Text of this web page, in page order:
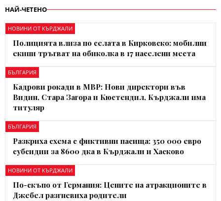
НАЙ-ЧЕТЕНО
НОВИНИ ОТ КЪРДЖАЛИ
Полицията влиза по селата в Кирковско: мобилни
екипи тръгват на обиколка в 17 населени места
БЪЛГАРИЯ
Кадрови рокади в МВР: Нови директори във
Видин, Стара Загора и Кюстендил, Кърджали има
титуляр
БЪЛГАРИЯ
Разкриха схема с фиктивни пасища: 350 000 евро
субсидии за 8600 дка в Кърджали и Хасково
НОВИНИ ОТ КЪРДЖАЛИ
По-скъпо от Германия: Цените на атракционите в
Джебел разгневиха родители